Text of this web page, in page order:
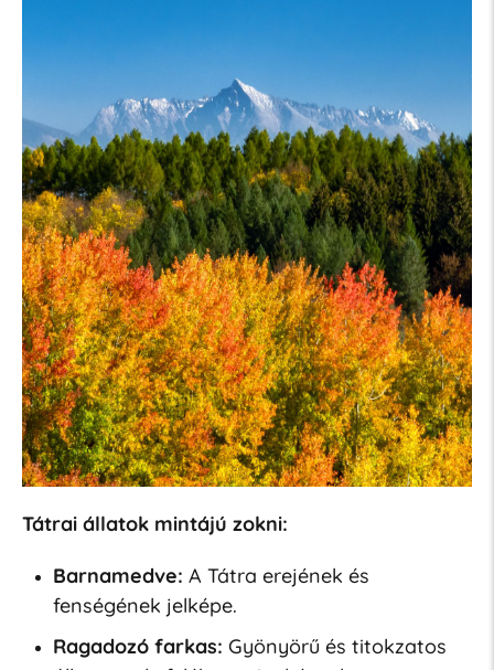
Tátrai állatok mintájú zokni:
Barnamedve: A Tátra erejének és
fenségének jelképe.
Ragadozó farkas: Gyönyörű és titokzatos